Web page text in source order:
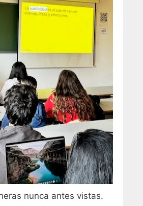
nunca antes vistas.